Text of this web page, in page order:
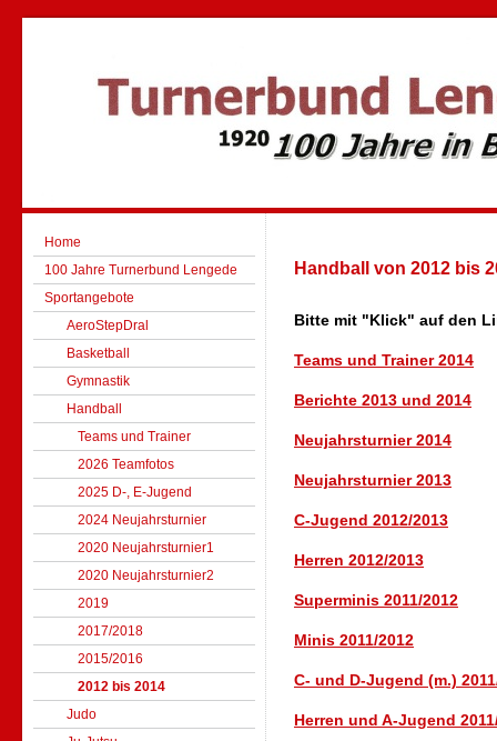
Home
100 Jahre Turnerbund Lengede
Sportangebote
AeroStepDral
Basketball
Gymnastik
Handball
Teams und Trainer
2026 Teamfotos
2025 D-, E-Jugend
2024 Neujahrsturnier
2020 Neujahrsturnier1
2020 Neujahrsturnier2
2019
2017/2018
2015/2016
2012 bis 2014
Judo
Handball von 2012 bis
Bitte mit "Klick" auf den
Teams und Trainer 2014
Berichte 2013 und 2014
Neujahrsturnier 2014
Neujahrsturnier 2013
C-Jugend 2012/2013
Herren 2012/2013
Superminis 2011/2012
Minis 2011/2012
C- und D-Jugend (m.)
Herren und A-Jugend